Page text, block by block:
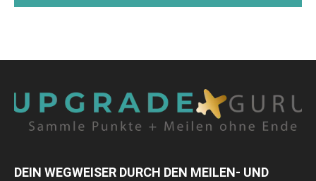
DEIN WEGWEISER DURCH DEN MEILEN- UND